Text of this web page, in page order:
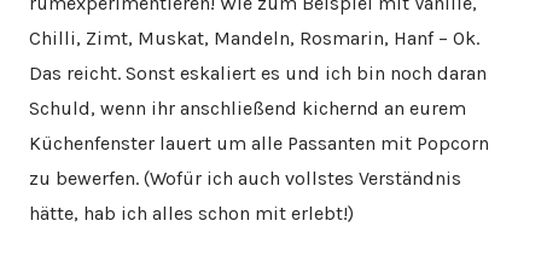
Chilli, Zimt, Muskat, Mandeln, Rosmarin, Hanf – Ok.
Das reicht. Sonst eskaliert es und ich bin noch daran
Schuld, wenn ihr anschließend kichernd an eurem
Küchenfenster lauert um alle Passanten mit Popcorn
zu bewerfen. (Wofür ich auch vollstes Verständnis
hätte, hab ich alles schon mit erlebt!)